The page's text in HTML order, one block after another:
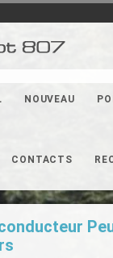
NOUVEAU
CONTACTS